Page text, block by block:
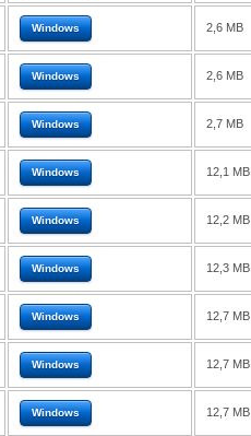
Windows 2,6 MB
Windows 2,6 MB
Windows 2,7 MB
Windows 12,1 MB
Windows 12,2 MB
Windows 12,3 MB
Windows 12,7 MB
Windows 12,7 MB
Windows 12,7 MB